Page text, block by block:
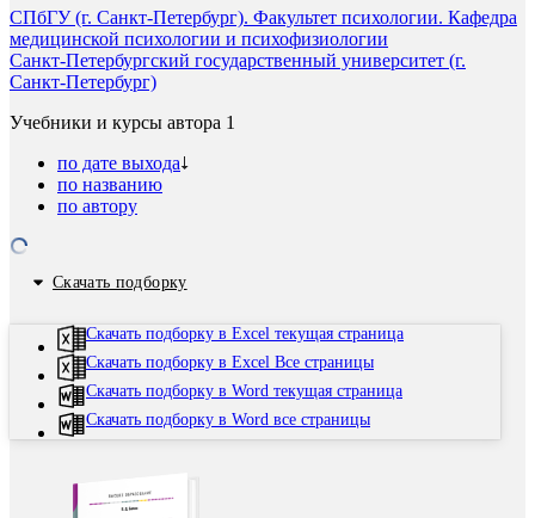
СПбГУ (г. Санкт-Петербург). Факультет психологии. Кафедра
медицинской психологии и психофизиологии
Санкт-Петербургский государственный университет (г.
Санкт-Петербург)
Учебники и курсы автора 1
по дате выхода
по названию
по автору
Скачать подборку
Скачать подборку в Excel текущая страница
Скачать подборку в Excel Все страницы
Скачать подборку в Word текущая страница
Скачать подборку в Word все страницы